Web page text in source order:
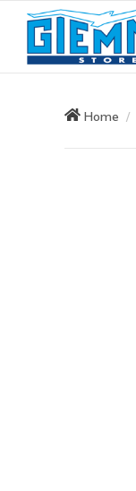
Home